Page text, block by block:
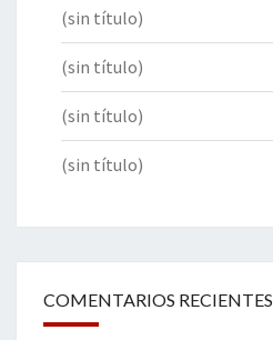
(sin título)
(sin título)
(sin título)
(sin título)
COMENTARIOS RECIENTES